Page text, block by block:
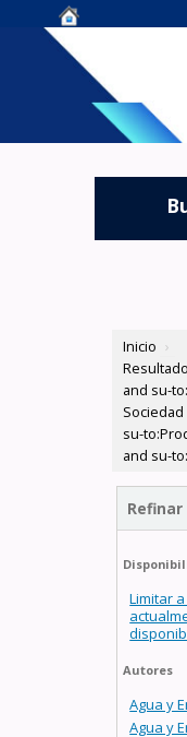
Centro de
OLADE -
Inicio ›
and su-
su-
and su-
Refinar
Limitar
Autores
Agua y
Agua y